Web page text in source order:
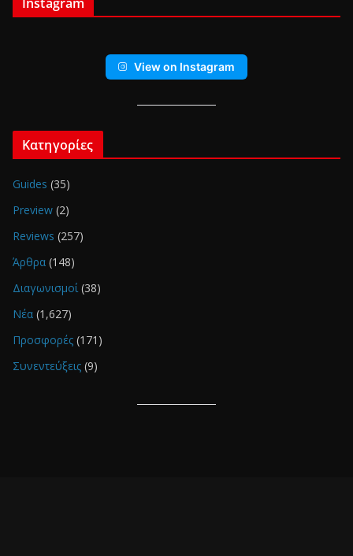
View on Instagram
Κατηγορίες
Guides (35)
Preview (2)
Reviews (257)
Άρθρα (148)
Διαγωνισμοί(38)
Νέα (1,627)
Προσφορές (171)
Συνεντεύξεις (9)